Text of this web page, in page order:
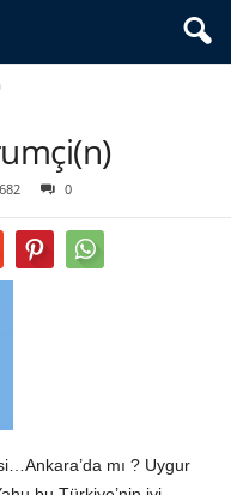
0
mı ? Uygur